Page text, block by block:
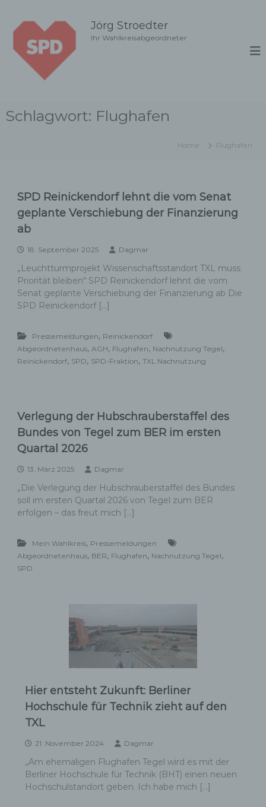
Jörg Stroedter
Ihr Wahlkreisabgeordneter
Schlagwort: Flughafen
Home Flughafen
SPD Reinickendorf lehnt die vom Senat
geplante Verschiebung der Finanzierung
ab
18. September 2025 Dagmar
„Leuchtturmprojekt Wissenschaftsstandort TXL muss
Priorität bleiben“ SPD Reinickendorf lehnt die vom
Senat geplante Verschiebung der Finanzierung ab Die
SPD Reinickendorf […]
Pressemeldungen, Reinickendorf
Abgeordnetenhaus, AGH, Flughafen, Nachnutzung Tegel,
Reinickendorf, SPD, SPD-Fraktion, TXL Nachnutzung
Verlegung der Hubschrauberstaffel des
Bundes von Tegel zum BER im ersten
Quartal 2026
13. März 2025 Dagmar
„Die Verlegung der Hubschrauberstaffel des Bundes
soll im ersten Quartal 2026 von Tegel zum BER
erfolgen – das freut mich […]
Mein Wahlkreis, Pressemeldungen
Abgeordnetenhaus, BER, Flughafen, Nachnutzung Tegel,
SPD
Hier entsteht Zukunft: Berliner
Hochschule für Technik zieht auf den
TXL
21. November 2024 Dagmar
„Am ehemaligen Flughafen Tegel wird es mit der
Berliner Hochschule für Technik (BHT) einen neuen
Hochschulstandort geben. Ich habe mich […]